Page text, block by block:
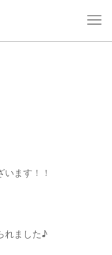
ます！！
れました♪